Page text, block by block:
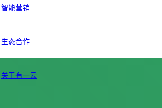
智能营销
生态合作
关于有一云